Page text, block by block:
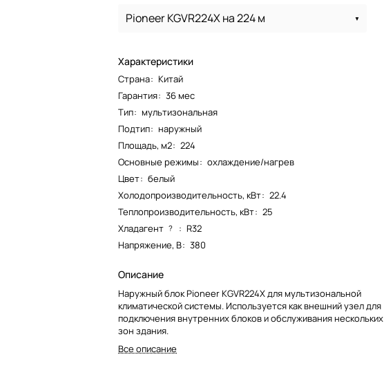
Pioneer KGVR224X на 224 м
Характеристики
Страна: Китай
Гарантия: 36 мес
Тип: мультизональная
Подтип: наружный
Площадь, м2: 224
Основные режимы: охлаждение/нагрев
Цвет: белый
Холодопроизводительность, кВт: 22.4
Теплопроизводительность, кВт: 25
Хладагент ? : R32
Напряжение, В: 380
Описание
Наружный блок Pioneer KGVR224X для мультизональной
климатической системы. Используется как внешний узел для
подключения внутренних блоков и обслуживания нескольких
зон здания.
Все описание